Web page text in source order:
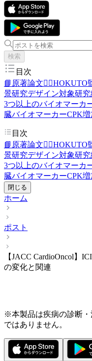
検索
目次
📘原著論文👨‍⚕️HOKUTO
景研究デザイン対象研
3つ以上のバイオマーカ
臓バイオマーカーCPK
目次
📘原著論文👨‍⚕️HOKUTO
景研究デザイン対象研
3つ以上のバイオマーカ
臓バイオマーカーCPK
閉じる
ホーム
ポスト
【JACC CardioOncol】
の変化と関連
※本製品は疾病の診断・
ではありません。